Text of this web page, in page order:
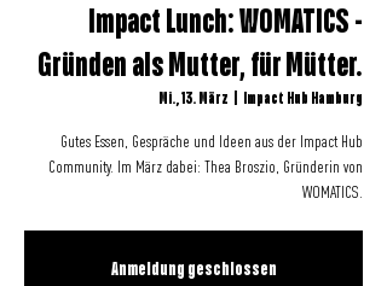
Impact Lunch: WOMATICS -
Gründen als Mutter, für Mütter.
Mi., 13. März Impact Hub Hamburg
Gutes Essen, Gespräche und Ideen aus der Impact Hub
Community. Im März dabei: Thea Broszio, Gründerin von
WOMATICS.
Anmeldung geschlossen